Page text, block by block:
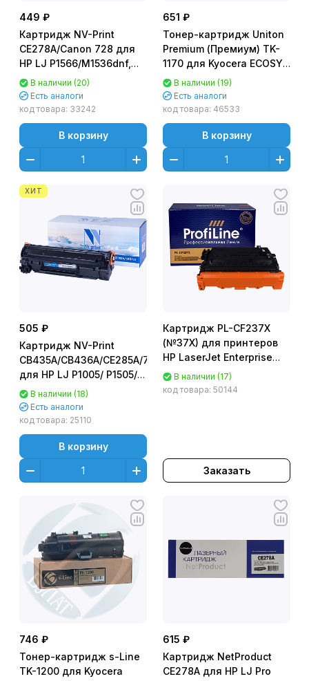
449 ₽
Картридж NV-Print
CE278A/Canon 728 для
HP LJ Р1566/M1536dnf,
Canon
MF4580dn/4570dn/4410
(2100стр.) NV-
CE278A/728
В наличии (20)
Есть аналоги
код товара: 33242
В корзину
651 ₽
Тонер-картридж Uniton
Premium (Премиум) TK-
1170 для Kyocera ECOSYS
M2040dn/ M2540dn/
M2640idw (7200стр.) - с
чипом
В наличии (19)
Есть аналоги
код товара: 46533
В корзину
ХИТ
505 ₽
Картридж NV-Print
CB435A/CB436A/CE285A/725
для HP LJ P1005/ P1505/
M1120/ M1522, LJ Pro
P1102, Canon LBP6000
(1600стр.) NV-
CB435A/436A/285/725
В наличии (18)
Есть аналоги
код товара: 25110
В корзину
Картридж PL-CF237X
(№37X) для принтеров
HP LaserJet Enterprise
M607/M607dn/M607n/M608/
В наличии (17)
код товара: 50144
Заказать
746 ₽
Тонер-картридж s-Line
TK-1200 для Kyocera
615 ₽
Картридж NetProduct
CE278A для HP LJ Pro